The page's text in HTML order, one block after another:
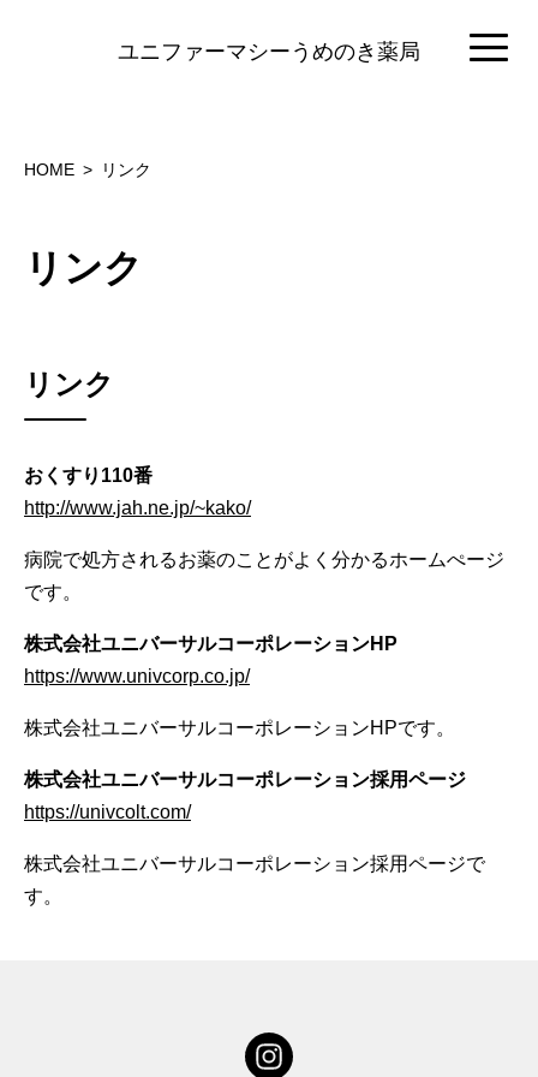
ユニファーマシーうめのき薬局
HOME リンク
リンク
リンク
おくすり110番
http://www.jah.ne.jp/~kako/
病院で処方されるお薬のことがよく分かるホームぺージ
です。
株式会社ユニバーサルコーポレーションHP
https://www.univcorp.co.jp/
株式会社ユニバーサルコーポレーションHPです。
株式会社ユニバーサルコーポレーション採用ページ
https://univcolt.com/
株式会社ユニバーサルコーポレーション採用ページで
す。